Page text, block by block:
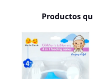
Productos